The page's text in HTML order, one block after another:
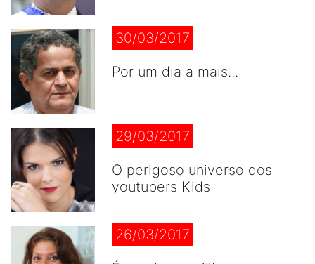
30/03/2017
Por um dia a mais...
29/03/2017
O perigoso universo dos
youtubers Kids
26/03/2017